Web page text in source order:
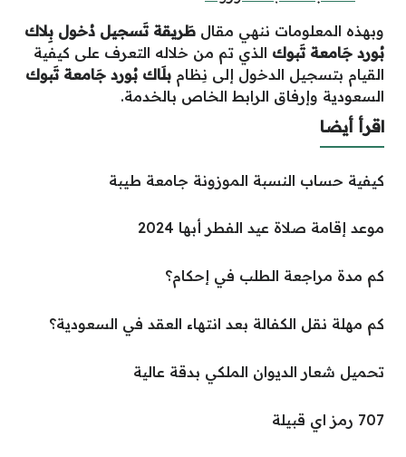
وبهذه المعلومات ننهي مقال طَريقة تَسجيل دُخول بِلاك
بُورد جَامعة تَبوك الذي تم من خلاله التعرف على كيفية
القيام بتسجيل الدخول إلى نِظام بلَاك بُورد جَامعة تَبوك
السعودية وإرفاق الرابط الخاص بالخدمة.
اقرأ أيضا
كيفية حساب النسبة الموزونة جامعة طيبة
موعد إقامة صلاة عيد الفطر أبها 2024
كم مدة مراجعة الطلب في إحكام؟
كم مهلة نقل الكفالة بعد انتهاء العقد في السعودية؟
تحميل شعار الديوان الملكي بدقة عالية
707 رمز اي قبيلة